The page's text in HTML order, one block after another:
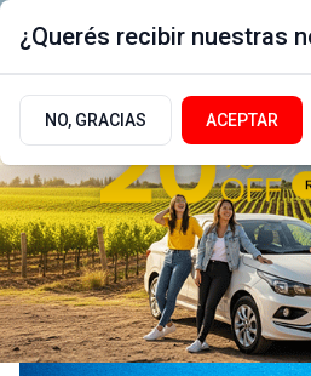
¿Querés recibir nuestras
NO, GRACIAS ACEPTAR